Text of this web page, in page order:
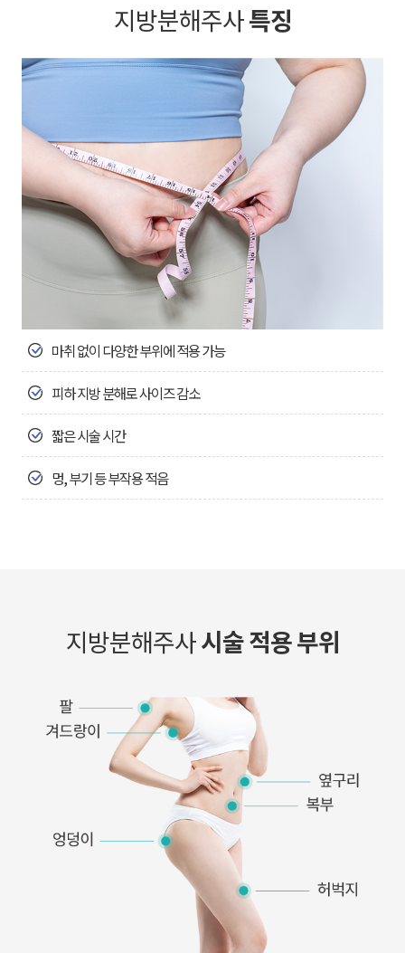
지방분해주사특징
마취 없이 다양한 부위에 적용 가능
피하 지방 분해로 사이즈 감소
짧은 시술 시간
멍, 부기 등 부작용 적음
지방분해주사시술 적용 부위